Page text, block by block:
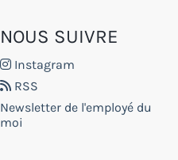
NOUS SUIVRE
Instagram
RSS
Newsletter de l'employé du
moi